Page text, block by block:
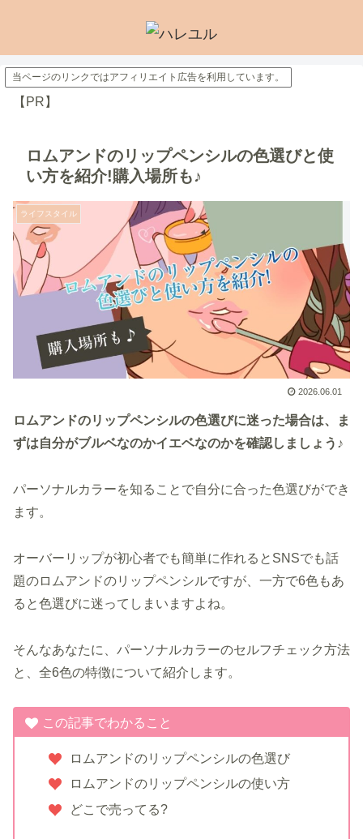
当ページのリンクではアフィリエイト広告を利用しています。
【PR】
ロムアンドのリップペンシルの色選びと使
い方を紹介!購入場所も♪
ライフスタイル
2026.06.01
ロムアンドのリップペンシルの色選びに迷った場合は、ま
ずは自分がブルベなのかイエベなのかを確認しましょう♪
パーソナルカラーを知ることで自分に合った色選びができ
ます。
オーバーリップが初心者でも簡単に作れるとSNSでも話
題のロムアンドのリップペンシルですが、一方で6色もあ
ると色選びに迷ってしまいますよね。
そんなあなたに、パーソナルカラーのセルフチェック方法
と、全6色の特徴について紹介します。
この記事でわかること
ロムアンドのリップペンシルの色選び
ロムアンドのリップペンシルの使い方
どこで売ってる?